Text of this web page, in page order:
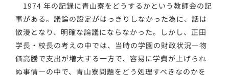
1974 年の記録に青山寮をどうするかという教師会の記
事がある。議論の設定がはっきりしなかった為に、話は
散漫となり、明確な論議にならなかった。しかし、正田
学長・校長の考えの中では、当時の学園の財政状況―物
価高騰で支出が増大する一方で、容易に学費が上げられ
ぬ事情―の中で、青山寮問題をどう処理すべきなのかを